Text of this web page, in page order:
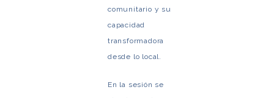
comunitario y su
capacidad
transformadora
desde lo local.
En la sesión se